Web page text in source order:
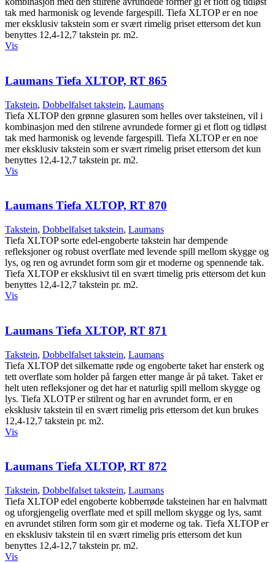
tak med harmonisk og levende fargespill. Tiefa XLTOP er en noe
mer eksklusiv takstein som er svært rimelig priset ettersom det kun
benyttes 12,4-12,7 takstein pr. m2.
Vis
Laumans Tiefa XLTOP, RT 865
Takstein, Dobbelfalset takstein, Laumans
Tiefa XLTOP den grønne glasuren som helles over taksteinen, vil i
kombinasjon med den stilrene avrundede former gi et flott og tidløst
tak med harmonisk og levende fargespill. Tiefa XLTOP er en noe
mer eksklusiv takstein som er svært rimelig priset ettersom det kun
benyttes 12,4-12,7 takstein pr. m2.
Vis
Laumans Tiefa XLTOP, RT 870
Takstein, Dobbelfalset takstein, Laumans
Tiefa XLTOP sorte edel-engoberte takstein har dempende
refleksjoner og robust overflate med levende spill mellom skygge og
lys, og ren og avrundet form som gir et moderne og spennende tak.
Tiefa XLTOP er eksklusivt til en svært timelig pris ettersom det kun
benyttes 12,4-12,7 takstein pr. m2.
Vis
Laumans Tiefa XLTOP, RT 871
Takstein, Dobbelfalset takstein, Laumans
Tiefa XLTOP det silkematte røde og engoberte taket har ensterk og
tett overflate som holder på fargen etter mange år på taket. Taket er
helt uten refleksjoner og det har et naturlig spill mellom skygge og
lys. Tiefa XLOTP er stilrent og har en avrundet form, er en
eksklusiv takstein til en svært rimelig pris ettersom det kun brukes
12,4-12,7 takstein pr. m2.
Vis
Laumans Tiefa XLTOP, RT 872
Takstein, Dobbelfalset takstein, Laumans
Tiefa XLTOP edel engoberte kobberrøde taksteinen har en halvmatt
og uforgjengelig overflate med et spill mellom skygge og lys, samt
en avrundet stilren form som gir et moderne og tak. Tiefa XLTOP er
en eksklusiv takstein til en svært rimelig pris ettersom det kun
benyttes 12,4-12,7 takstein pr. m2.
Vis